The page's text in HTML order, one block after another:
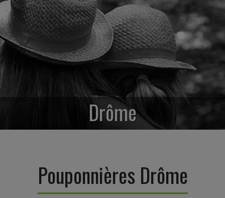
Drôme
Pouponnières Drôme